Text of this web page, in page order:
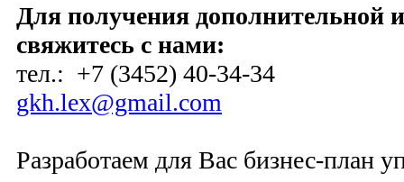
Для получения дополнительной
свяжитесь с нами:
тел.: +7 (3452) 40-34-34
gkh.lex@gmail.com
Разработаем для Вас бизнес-план